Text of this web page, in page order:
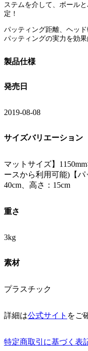
ステムを介して、ボール
定！
パッティング距離、ヘッ
パッティングの実力を効
製品仕様
発売日
2019-08-08
サイズバリエーション
マットサイズ】
ースから利用可能)【パ
40cm、高さ：15cm
重さ
3kg
素材
プラスチック
詳細は公式サイト をご
特定商取引に基づく表